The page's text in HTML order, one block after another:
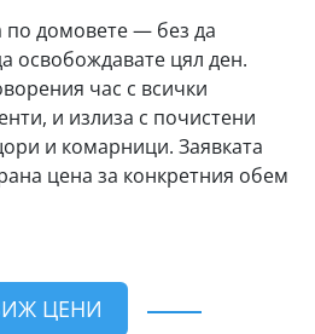
по домовете — без да
освобождавате цял ден.
час с всички
и излиза с почистени
и комарници. Заявката
цена за конкретния обем
ЦЕНИ